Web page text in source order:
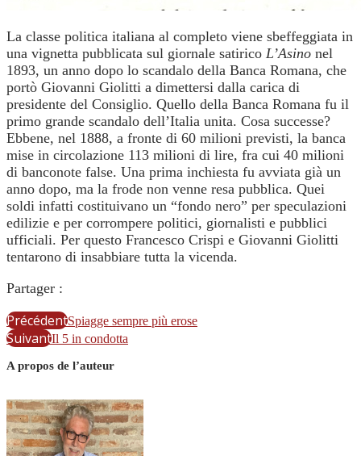
La classe politica italiana al completo viene sbeffeggiata in
una vignetta pubblicata sul giornale satirico L’Asino nel
1893, un anno dopo lo scandalo della Banca Romana, che
portò Giovanni Giolitti a dimettersi dalla carica di
presidente del Consiglio. Quello della Banca Romana fu il
primo grande scandalo dell’Italia unita. Cosa successe?
Ebbene, nel 1888, a fronte di 60 milioni previsti, la banca
mise in circolazione 113 milioni di lire, fra cui 40 milioni
di banconote false. Una prima inchiesta fu avviata già un
anno dopo, ma la frode non venne resa pubblica. Quei
soldi infatti costituivano un “fondo nero” per speculazioni
edilizie e per corrompere politici, giornalisti e pubblici
ufficiali. Per questo Francesco Crispi e Giovanni Giolitti
tentarono di insabbiare tutta la vicenda.
Partager :
PrécédentSpiagge sempre più erose
SuivantIl 5 in condotta
A propos de l’auteur